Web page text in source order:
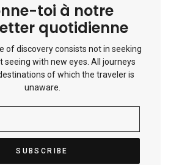
toi à notre
quotidienne
of discovery consists not in seeking
seeing with new eyes. All journeys
of which the traveler is
unaware.